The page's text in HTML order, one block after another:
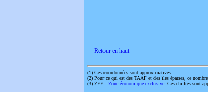
Retour en haut
(1) Ces coordonnées sont approximatives.
(2) Pour ce qui est des TAAF et des îles éparses, ce
(3) ZEE :Zone économique exclusive . Ces chiffres sont